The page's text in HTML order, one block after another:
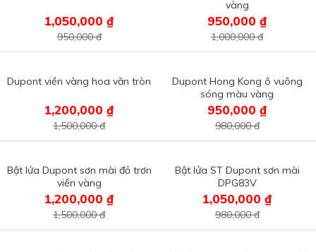
1,050,000 ₫
950,000 đ
vàng
950,000 ₫
1,000,000 đ
Dupont viền vàng hoa văn tròn
1,200,000 ₫
1,500,000 đ
Dupont Hong Kong ô vuông
sóng màu vàng
950,000 ₫
980,000 đ
Bật lửa Dupont sơn mài đỏ trơn
viền vàng
1,200,000 ₫
1,500,000 đ
Bật lửa ST Dupont sơn mài
DPG83V
1,050,000 ₫
980,000 đ